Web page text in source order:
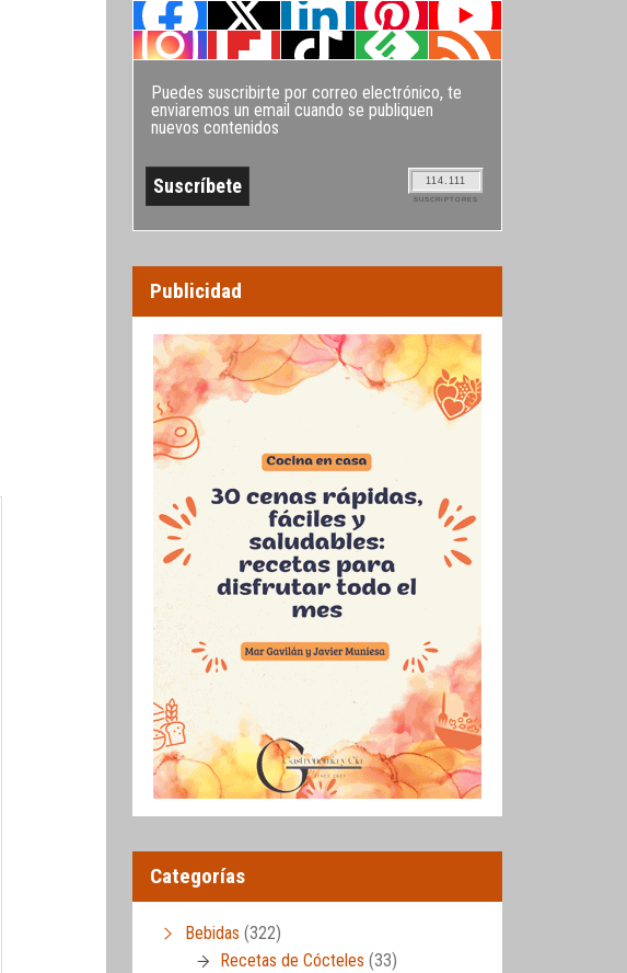
Puedes suscribirte por correo electrónico, te
enviaremos un email cuando se publiquen
nuevos contenidos
114.111
SUSCRIPTORES
Publicidad
Categorías
Bebidas (322)
Recetas de Cócteles (33)